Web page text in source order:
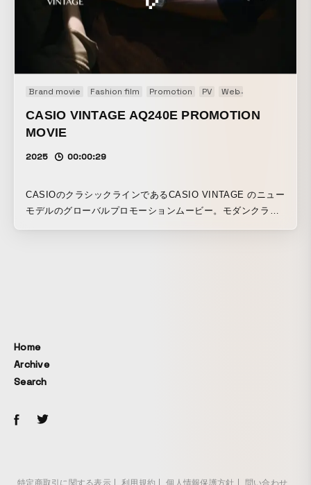
Brand movie Fashion film Promotion PV Web
CASIO VINTAGE AQ240E PROMOTION
MOVIE
2025 00:00:29
CASIOのクラシックラインであるCASIO VINTAGE のニュー
モデルのグローバルプロモーションムービー。モダンクラシ
Home
Archive
Search
特定商取引に関する表示 利用規約 個人情報保護方針 問い合わせ